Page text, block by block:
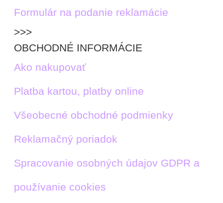
Formulár na podanie reklamácie
>>>
OBCHODNÉ INFORMÁCIE
Ako nakupovať
Platba kartou, platby online
Všeobecné obchodné podmienky
Reklamačný poriadok
Spracovanie osobných údajov GDPR a
používanie cookies